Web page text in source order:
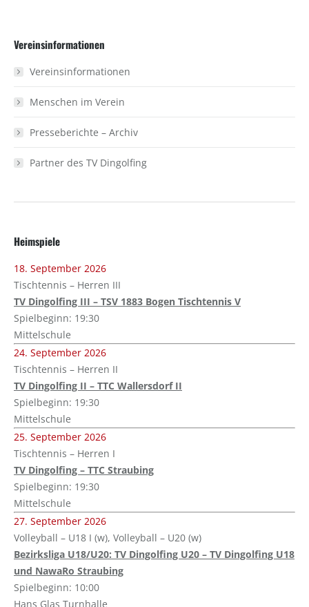
Vereinsinformationen
Vereinsinformationen
Menschen im Verein
Presseberichte – Archiv
Partner des TV Dingolfing
Heimspiele
18. September 2026
Tischtennis – Herren III
TV Dingolfing III – TSV 1883 Bogen Tischtennis V
Spielbeginn: 19:30
Mittelschule
24. September 2026
Tischtennis – Herren II
TV Dingolfing II – TTC Wallersdorf II
Spielbeginn: 19:30
Mittelschule
25. September 2026
Tischtennis – Herren I
TV Dingolfing – TTC Straubing
Spielbeginn: 19:30
Mittelschule
27. September 2026
Volleyball – U18 I (w), Volleyball – U20 (w)
Bezirksliga U18/U20: TV Dingolfing U20 – TV Dingolfing U18
und NawaRo Straubing
Spielbeginn: 10:00
Hans Glas Turnhalle